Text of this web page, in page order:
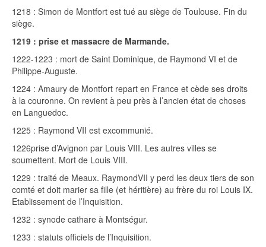
1218 : Simon de Montfort est tué au siège de Toulouse. Fin du
siège.
1219 : prise et massacre de Marmande.
1222-1223 : mort de Saint Dominique, de Raymond VI et de
Philippe-Auguste.
1224 : Amaury de Montfort repart en France et cède ses droits
à la couronne. On revient à peu près à l’ancien état de choses
en Languedoc.
1225 : Raymond VII est excommunié.
1226prise d’Avignon par Louis VIII. Les autres villes se
soumettent. Mort de Louis VIII.
1229 : traité de Meaux. RaymondVII y perd les deux tiers de son
comté et doit marier sa fille (et héritière) au frère du roi Louis IX.
Etablissement de l’Inquisition.
1232 : synode cathare à Montségur.
1233 : statuts officiels de l’Inquisition.